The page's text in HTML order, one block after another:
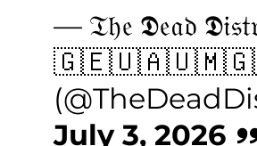
— 𝔗𝔥𝔢 𝕯𝔢𝔞𝔡
July 3, 2026